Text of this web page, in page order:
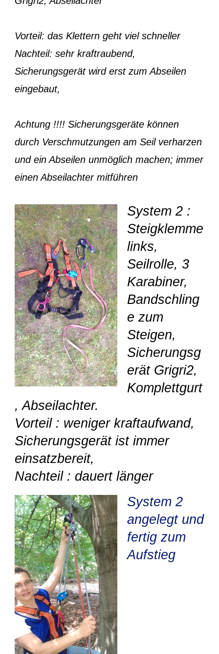
Vorteil: das Klettern geht viel schneller
Nachteil: sehr kraftraubend,
Sicherungsgerät wird erst zum Abseilen
eingebaut,
Achtung !!!! Sicherungsgeräte können
durch Verschmutzungen am Seil verharzen
und ein Abseilen unmöglich machen; immer
einen Abseilachter mitführen
System 2 :
Steigklemme
links,
Seilrolle, 3
Karabiner,
Bandschling
e zum
Steigen,
Sicherungsg
erät Grigri2,
Komplettgurt
, Abseilachter.
Vorteil : weniger kraftaufwand,
Sicherungsgerät ist immer
einsatzbereit,
Nachteil : dauert länger
System 2
angelegt und
fertig zum
Aufstieg